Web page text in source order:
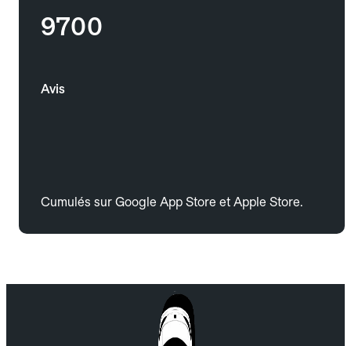
9700
Avis
Cumulés sur Google App Store et Apple Store.